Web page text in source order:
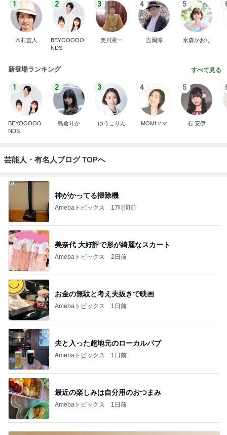
1
木村直人
2
BEYOOOOO
NDS
3
美川憲一
4
吉岡淳
5
水森かおり
新登場ランキング すべて見る
1
BEYOOOOO
NDS
2
島倉りか
3
ゆうこりん
4
MOMIママ
5
石 安伊
芸能人・有名人ブログ TOPへ
神がかってる掃除機
Amebaトピックス 17時間前
美奈代 大好評で形が綺麗なスカート
Amebaトピックス 2日前
お金の無駄と考え夫抜きで映画
Amebaトピックス 1日前
夫と入った超地元のローカルパブ
Amebaトピックス 1日前
最近の楽しみは自分用のおつまみ
Amebaトピックス 1日前